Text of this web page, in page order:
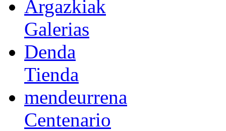
Argazkiak
Galerias
Denda
Tienda
mendeurrena
Centenario